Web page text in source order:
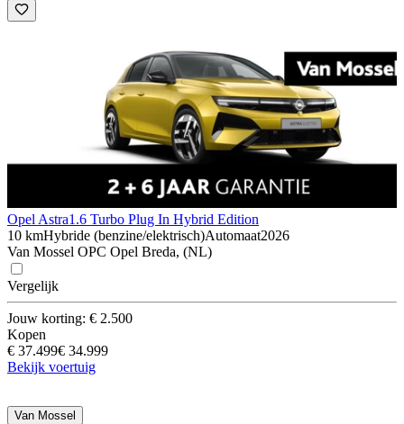
Opel Astra1.6 Turbo Plug In Hybrid Edition
10 kmHybride (benzine/elektrisch)Automaat2026
Van Mossel OPC Opel Breda, (NL)
Vergelijk
Jouw korting: € 2.500
Kopen
€ 37.499€ 34.999
Bekijk voertuig
Van Mossel